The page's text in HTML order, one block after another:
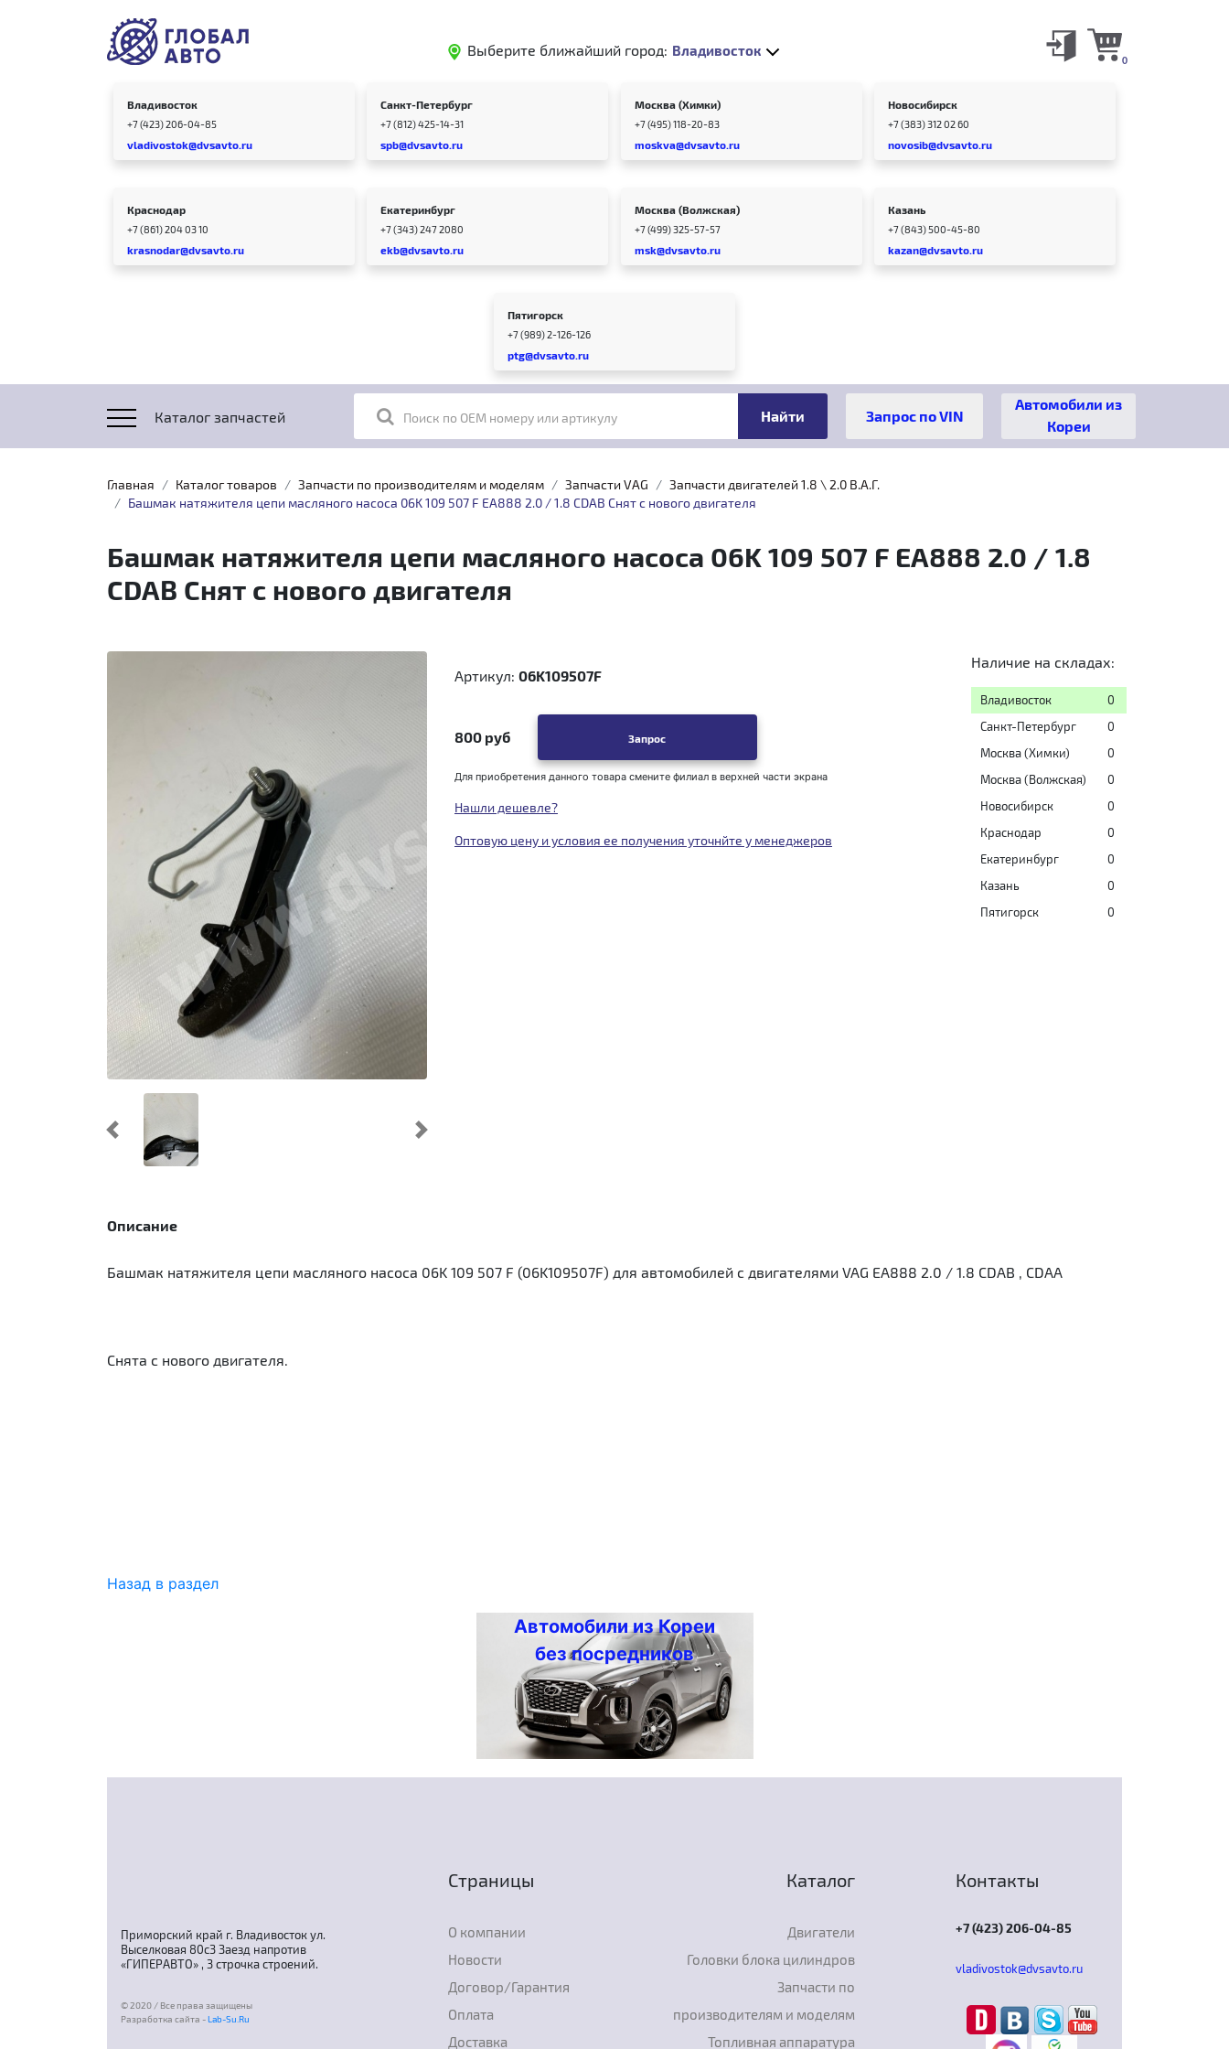
Выберите ближайший город: Владивосток
0
Владивосток
+7 (423) 206-04-85
vladivostok@dvsavto.ru
Санкт-Петербург
+7 (812) 425-14-31
spb@dvsavto.ru
Москва (Химки)
+7 (495) 118-20-83
moskva@dvsavto.ru
Новосибирск
+7 (383) 312 02 60
novosib@dvsavto.ru
Краснодар
+7 (861) 204 03 10
krasnodar@dvsavto.ru
Екатеринбург
+7 (343) 247 2080
ekb@dvsavto.ru
Москва (Волжская)
+7 (499) 325-57-57
msk@dvsavto.ru
Казань
+7 (843) 500-45-80
kazan@dvsavto.ru
Пятигорск
+7 (989) 2-126-126
ptg@dvsavto.ru
Каталог запчастей Поиск по OEM номеру или артикулу
Автомобили из
Кореи
Главная Каталог товаров Запчасти по производителям и моделям Запчасти VAG
Запчасти двигателей 1.8 \ 2.0 B.A.Г.
Башмак натяжителя цепи масляного насоса 06K 109 507 F EA888 2.0 / 1.8 CDAB Снят с нового двигателя
Башмак натяжителя цепи масляного насоса 06K 109 507 F EA888 2.0 / 1.8
CDAB Снят с нового двигателя
Предыдущий Cледующий
Артикул: 06K109507F
800 руб Запрос
Для приобретения данного товара смените филиал в верхней части экрана
Нашли дешевле?
Оптовую цену и условия ее получения уточнйте у менеджеров
Наличие на складах:
Владивосток
0
Санкт-Петербург
0
Москва (Химки)
0
Москва (Волжская)
0
Новосибирск
0
Краснодар
0
Екатеринбург
0
Казань
0
Пятигорск
0
Описание
Башмак натяжителя цепи масляного насоса 06K 109 507 F (06K109507F) для автомобилей с двигателями VAG EA888 2.0 / 1.8 CDAB , CDAA
Снята с нового двигателя.
Назад в раздел
Автомобили из Кореи
без посредников
Приморский край г. Владивосток ул.
Выселковая 80с3 Заезд напротив
«ГИПЕРАВТО» , 3 строчка строений.
© 2020 / Все права защищены
Разработка сайта -Lab-Su.Ru
Страницы
О компании
Новости
Договор/Гарантия
Оплата
Доставка
Каталог
Двигатели
Головки блока цилиндров
Запчасти по
производителям и моделям
Топливная аппаратура
Контакты
+7 (423) 206-04-85
vladivostok@dvsavto.ru